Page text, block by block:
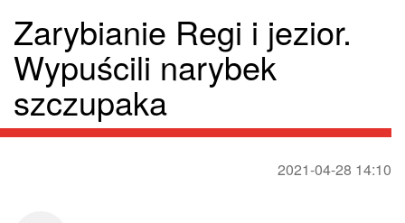
Zarybianie Regi i jezior.
Wypuścili narybek
szczupaka
2021-04-28 14:10